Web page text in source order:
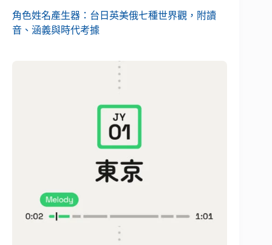
角色姓名產生器：台日英美俄七種世界觀，附讀
音、涵義與時代考據